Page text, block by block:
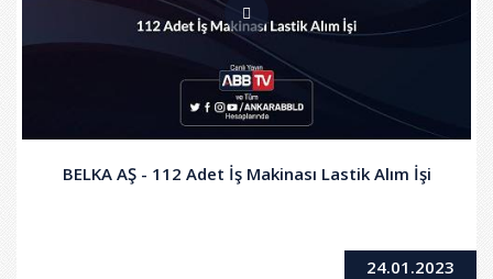
BELKA AŞ - 112 Adet İş Makinası Lastik Alım İşi
24.01.2023